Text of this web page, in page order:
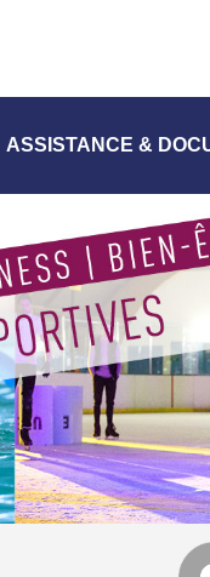
ASSISTANCE &
CONTACTEZ-NOUS
CHARTE RGPD
CGV EQUIPEMENTS
RI EQUIPEMENTS
CGV PATINOIRE
RI PATINOIRE
TUTO RÉSERVATION
VILLES DE L'EPT